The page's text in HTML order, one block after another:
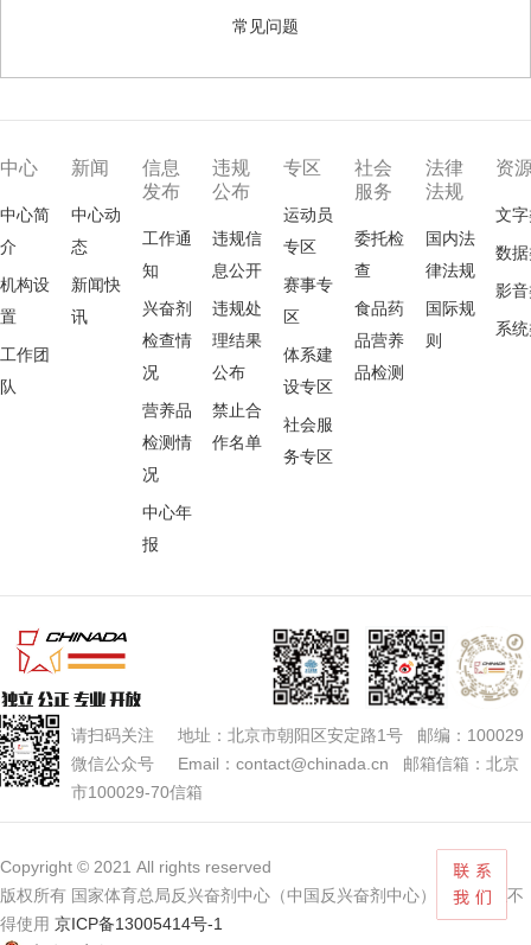
常见问题
中心
中心简
介
机构设
置
工作团
队
新闻
中心动
态
新闻快
讯
信息
发布
工作通
知
兴奋剂
检查情
况
营养品
检测情
况
中心年
报
违规
公布
违规信
息公开
违规处
理结果
公布
禁止合
作名单
专区
运动员
专区
赛事专
区
体系建
设专区
社会服
务专区
社会
服务
委托检
查
食品药
品营养
品检测
法律
法规
国内法
律法规
国际规
则
资
文
数
影
系
请扫码关注 地址：北京市朝阳区安定路1号 邮编：100029
微信公众号 Email：contact@chinada.cn 邮箱信箱：北京
市100029-70信箱
Copyright © 2021 All rights reserved
版权所有 国家体育总局反兴奋剂中心（中国反兴奋剂中心） 未经授权不
得使用 京ICP备13005414号-1